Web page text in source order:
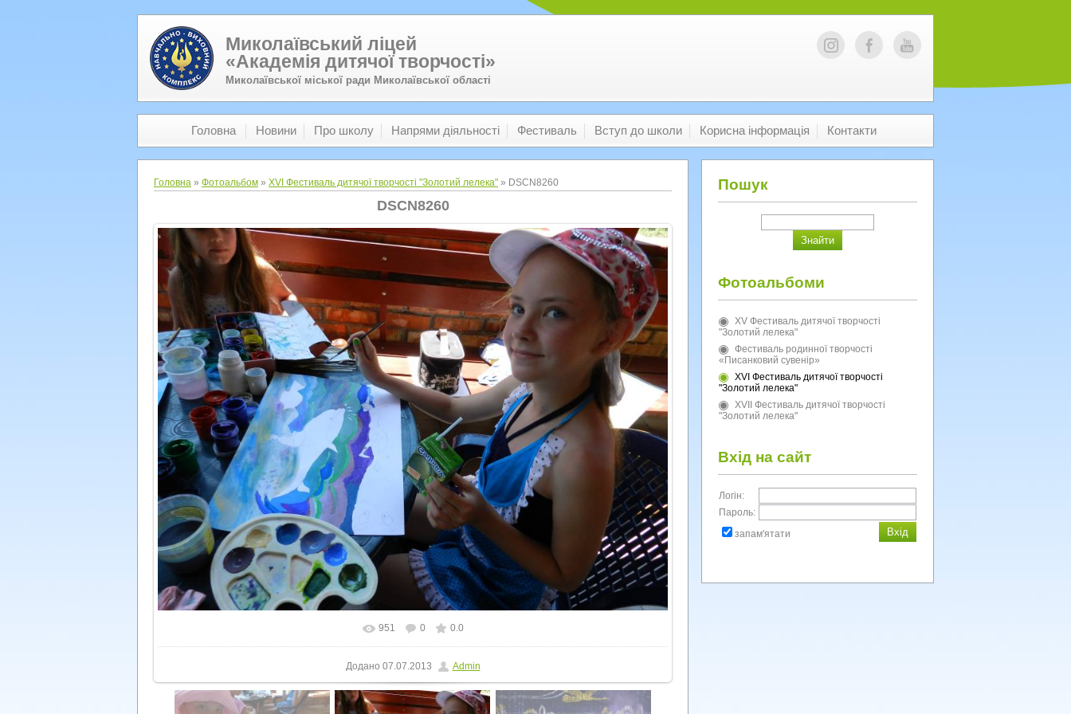
Миколаївський ліцей
«Академія дитячої творчості»
Миколаївської міської ради Миколаївської області
Головна Новини Про школу Напрями діяльності Фестиваль Вступ до школи Корисна інформація Контакти
Головна » Фотоальбом » XVI Фестиваль дитячої творчості "Золотий лелека" » DSCN8260
DSCN8260
У реальному розмірі 1600x1200
951 0 0.0
Додано 07.07.2013 Admin
Пошук
Фотоальбоми
XV Фестиваль дитячої творчості
"Золотий лелека"
Фестиваль родинної творчості
«Писанковий сувенір»
XVI Фестиваль дитячої творчості
"Золотий лелека"
XVII Фестиваль дитячої творчості
"Золотий лелека"
Вхід на сайт
Логін:
Пароль:
запам'ятати